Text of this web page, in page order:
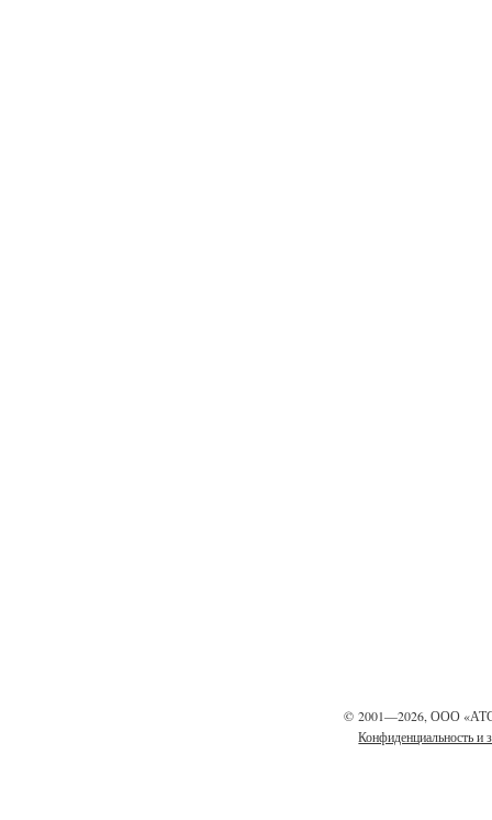
© 2001—2026, ООО
Конфиденциальность и